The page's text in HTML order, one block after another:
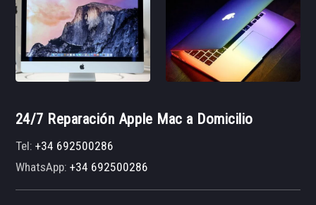
24/7 Reparación Apple Mac a Domicilio
Tel:+34 692500286
WhatsApp:+34 692500286